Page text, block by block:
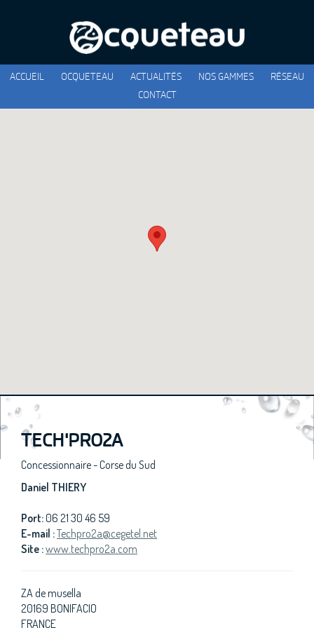
ACCUEIL OCQUETEAU ACTUALITÉS NOS GAMMES
RÉSEAU
CONTACT
TECH'PRO2A
Concessionnaire - Corse du Sud
Daniel THIERY
Port:06 21 30 46 59
E-mail :Techpro2a@cegetel.net
Site :www.techpro2a.com
ZA de musella
20169 BONIFACIO
FRANCE